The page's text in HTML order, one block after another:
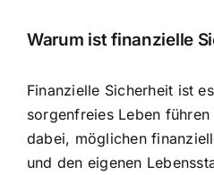
Warum ist finanzielle
Finanzielle Sicherheit ist
sorgenfreies Leben
dabei, möglichen
und den eigenen